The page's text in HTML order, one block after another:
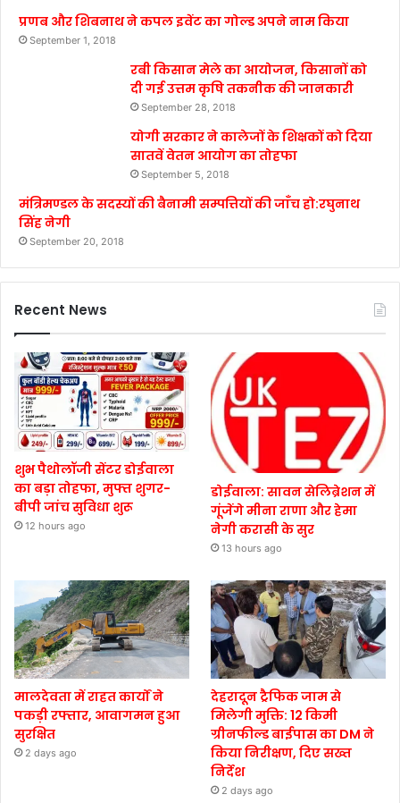
प्रणब और शिबनाथ ने कपल इवेंट का गोल्ड अपने नाम किया
September 1, 2018
रबी किसान मेले का आयोजन, किसानों को
दी गई उत्तम कृषि तकनीक की जानकारी
September 28, 2018
योगी सरकार ने कालेजों के शिक्षकों को दिया
सातवें वेतन आयोग का तोहफा
September 5, 2018
मंत्रिमण्डल के सदस्यों की बैनामी सम्पत्तियों की जाँच हो:रघुनाथ
सिंह नेगी
September 20, 2018
Recent News
शुभ पैथोलॉजी सेंटर डोईवाला
का बड़ा तोहफा, मुफ्त शुगर-
बीपी जांच सुविधा शुरू
12 hours ago
डोईवाला: सावन सेलिब्रेशन में
गूंजेंगे मीना राणा और हेमा
नेगी करासी के सुर
13 hours ago
मालदेवता में राहत कार्यों ने
पकड़ी रफ्तार, आवागमन हुआ
सुरक्षित
2 days ago
देहरादून ट्रैफिक जाम से
मिलेगी मुक्ति: 12 किमी
ग्रीनफील्ड बाईपास का DM ने
किया निरीक्षण, दिए सख्त
निर्देश
2 days ago